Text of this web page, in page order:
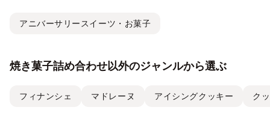
アニバーサリースイーツ・お菓子
焼き菓子詰め合わせ以外のジャンルから選ぶ
フィナンシェ マドレーヌ アイシングクッキー ク